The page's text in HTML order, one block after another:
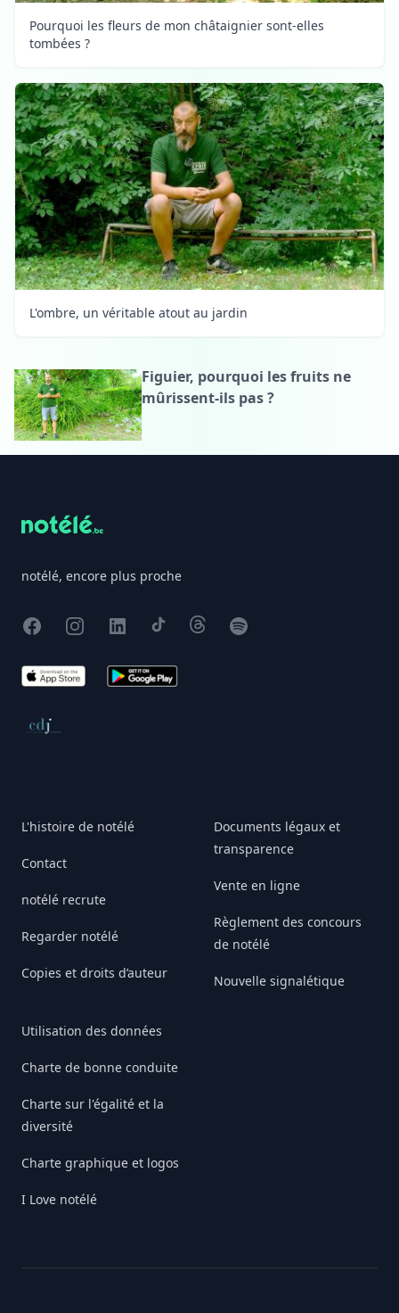
Pourquoi les fleurs de mon châtaignier sont-elles
tombées ?
L'ombre, un véritable atout au jardin
Figuier, pourquoi les fruits ne
mûrissent-ils pas ?
notélé, encore plus proche
FacebookInstagram
X TikTokThreadsSpotify
App Store Google Play
Conseil de déontologie journalistique
L'histoire de notélé
Contact
notélé recrute
Regarder notélé
Copies et droits d’auteur
Utilisation des données
Charte de bonne conduite
Charte sur l'égalité et la
diversité
Charte graphique et logos
I Love notélé
Documents légaux et
transparence
Vente en ligne
Règlement des concours
de notélé
Nouvelle signalétique